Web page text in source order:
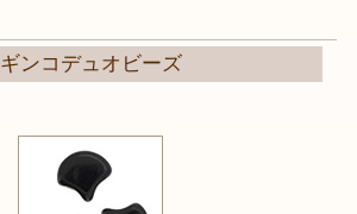
ギンコデュオビーズ